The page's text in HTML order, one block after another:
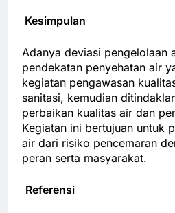
Kesimpulan
Adanya deviasi pengelolaan
pendekatan penyehatan air
kegiatan pengawasan
sanitasi, kemudian
perbaikan kualitas air dan
Kegiatan ini bertujuan untuk
air dari risiko pencemaran
peran serta masyarakat.
Referensi